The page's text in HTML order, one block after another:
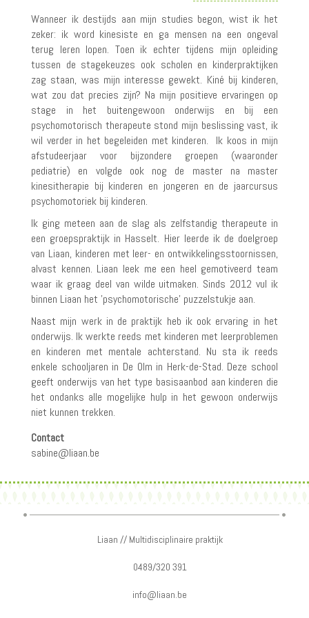
Wanneer ik destijds aan mijn studies begon, wist ik het
zeker: ik word kinesiste en ga mensen na een ongeval
terug leren lopen. Toen ik echter tijdens mijn opleiding
tussen de stagekeuzes ook scholen en kinderpraktijken
zag staan, was mijn interesse gewekt. Kiné bij kinderen,
wat zou dat precies zijn? Na mijn positieve ervaringen op
stage in het buitengewoon onderwijs en bij een
psychomotorisch therapeute stond mijn beslissing vast, ik
wil verder in het begeleiden met kinderen. Ik koos in mijn
afstudeerjaar voor bijzondere groepen (waaronder
pediatrie) en volgde ook nog de master na master
kinesitherapie bij kinderen en jongeren en de jaarcursus
psychomotoriek bij kinderen.
Ik ging meteen aan de slag als zelfstandig therapeute in
een groepspraktijk in Hasselt. Hier leerde ik de doelgroep
van Liaan, kinderen met leer- en ontwikkelingsstoornissen,
alvast kennen. Liaan leek me een heel gemotiveerd team
waar ik graag deel van wilde uitmaken. Sinds 2012 vul ik
binnen Liaan het 'psychomotorische' puzzelstukje aan.
Naast mijn werk in de praktijk heb ik ook ervaring in het
onderwijs. Ik werkte reeds met kinderen met leerproblemen
en kinderen met mentale achterstand. Nu sta ik reeds
enkele schooljaren in De Olm in Herk-de-Stad. Deze school
geeft onderwijs van het type basisaanbod aan kinderen die
het ondanks alle mogelijke hulp in het gewoon onderwijs
niet kunnen trekken.
Contact
sabine@liaan.be
Liaan // Multidisciplinaire praktijk
0489/320 391
info@liaan.be